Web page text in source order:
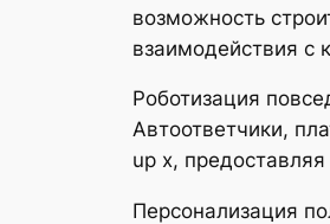
возможность
взаимодействия с
Роботизация
Автоответчики,
up x,
Персонализация